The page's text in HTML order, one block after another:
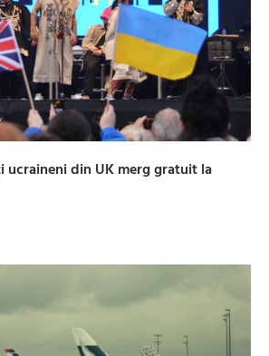
ucraineni din UK merg gratuit la